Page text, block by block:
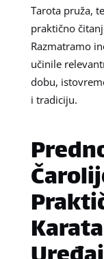
Tarota pruža,
praktično
Razmatramo
učinile
dobu,
i tradiciju.